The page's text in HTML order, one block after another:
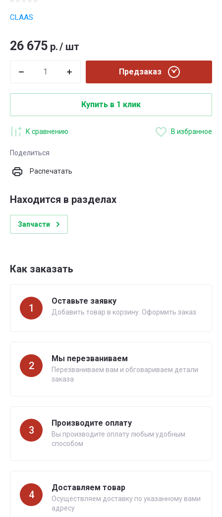
CLAAS
26 675 р./ шт
Предзаказ
Купить в 1 клик
К сравнению В избранное
Поделиться
Распечатать
Находится в разделах
Запчасти
Как заказать
1
Оставьте заявку
Добавить товар в корзину. Оформить заказ.
2
Мы перезваниваем
Перезваниваем вам и обговариваем детали
заказа
3
Производите оплату
Вы производите оплату любым удобным
способом
4
Доставляем товар
Осуществляем доставку по указанному вами
адресу